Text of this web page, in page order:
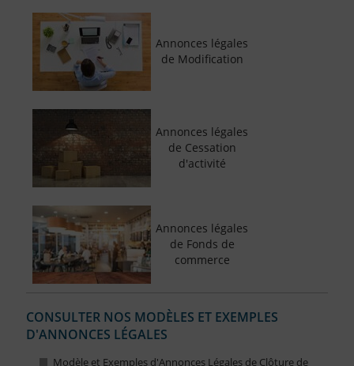
Annonces légales
de Modification
Annonces légales
de Cessation
d'activité
Annonces légales
de Fonds de
commerce
CONSULTER NOS MODÈLES ET EXEMPLES
D'ANNONCES LÉGALES
Modèle et Exemples d'Annonces Légales de Clôture de